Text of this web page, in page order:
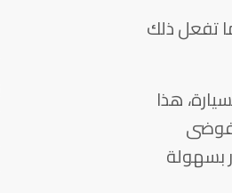
تفعل ذلك
هذا
بسهولة